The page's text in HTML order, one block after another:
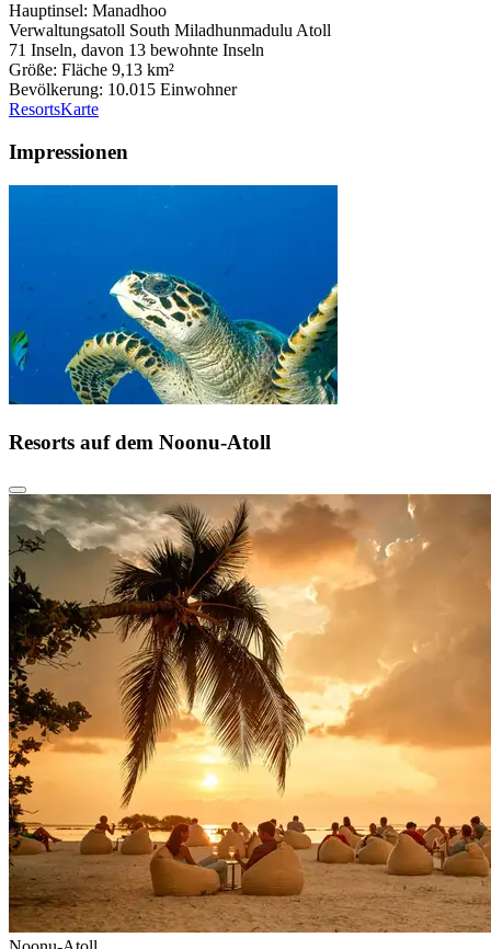
Hauptinsel: Manadhoo
Verwaltungsatoll South Miladhunmadulu Atoll
71 Inseln, davon 13 bewohnte Inseln
Größe: Fläche 9,13 km²
Bevölkerung: 10.015 Einwohner
ResortsKarte
Impressionen
Resorts auf dem Noonu-Atoll